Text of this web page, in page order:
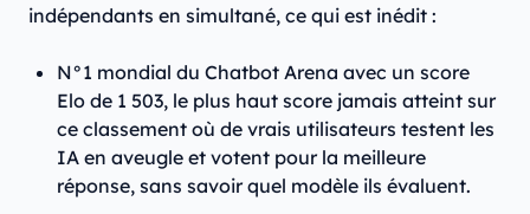
indépendants en simultané, ce qui est inédit :
N°1 mondial du Chatbot Arena avec un score
Elo de 1 503, le plus haut score jamais atteint sur
ce classement où de vrais utilisateurs testent les
IA en aveugle et votent pour la meilleure
réponse, sans savoir quel modèle ils évaluent.